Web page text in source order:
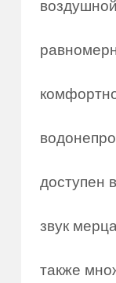
доступен
звук
также